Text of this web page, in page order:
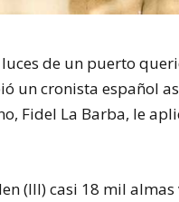
de un puerto
un cronista español
Fidel La Barba, le
(III) casi 18 mil